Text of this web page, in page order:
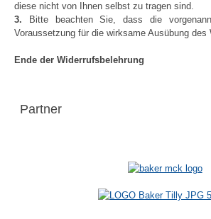
diese nicht von Ihnen selbst zu tragen sind.
3.
Bitte beachten Sie, dass die
Voraussetzung für die wirksame Ausübung des
Ende der Widerrufsbelehrung
Partner